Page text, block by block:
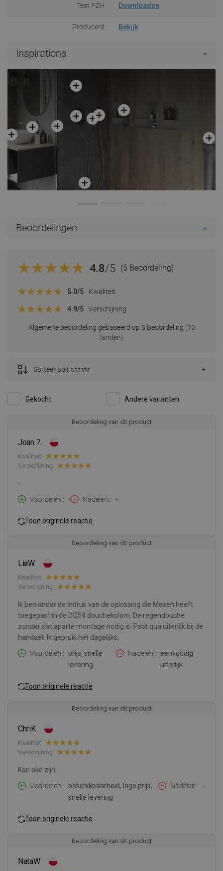
Test PZH Downloaden
Producent Bekijk
Inspirations
Beoordelingen
4.8/5 (5 Beoordeling)
Algemene beoordeling gebaseerd op 5 Beoordeling (10
landen)
5.0/5 Kwaliteit
4.9/5 Verschijning
Gekocht Andere varianten
Sorteer op:Laatste
Beoordeling van dit product
Joan ?.
Kwaliteit:
Verschijning:
-
Voordelen:
- Nadelen: -
Toon originele reactie
Beoordeling van dit product
LiaW
Kwaliteit:
Verschijning:
Ik ben onder de indruk van de oplossing die Mexen heeft
toegepast in de DQ54 douchekolom. De regendouche
zonder dat aparte montage nodig is. Past qua uiterlijk bij de
handset. Ik gebruik het dagelijks.
Voordelen:
prijs, snelle
levering
Nadelen:
eenvoudig
uiterlijk
Toon originele reactie
Beoordeling van dit product
ChriK
Kwaliteit:
Verschijning:
Kan oké zijn.
Voordelen:
beschikbaarheid, lage prijs,
snelle levering
Nadelen: -
Toon originele reactie
Beoordeling van dit product
NataW